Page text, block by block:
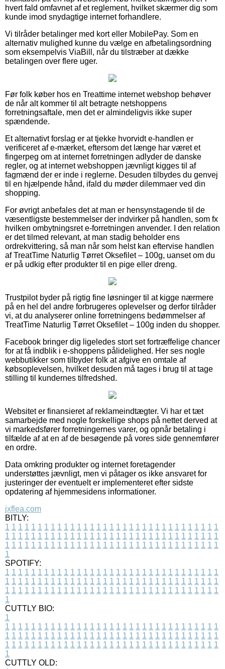
hvert fald omfavnet af et reglement, hvilket skærmer dig som
kunde imod snydagtige internet forhandlere.
Vi tilråder betalinger med kort eller MobilePay. Som en
alternativ mulighed kunne du vælge en afbetalingsordning
som eksempelvis ViaBill, når du tilstræber at dække
betalingen over flere uger.
Før folk køber hos en Treattime internet webshop behøver
de når alt kommer til alt betragte netshoppens
forretningsaftale, men det er almindeligvis ikke super
spændende.
Et alternativt forslag er at tjekke hvorvidt e-handlen er
verificeret af e-mærket, eftersom det længe har været et
fingerpeg om at internet forretningen adlyder de danske
regler, og at internet webshoppen jævnligt kigges til af
fagmænd der er inde i reglerne. Desuden tilbydes du genvej
til en hjælpende hånd, ifald du møder dilemmaer ved din
shopping.
For øvrigt anbefales det at man er hensynstagende til de
væsentligste bestemmelser der indvirker på handlen, som fx
hvilken ombytningsret e-forretningen anvender. I den relation
er det tilmed relevant, at man stadig beholder ens
ordrekvittering, så man når som helst kan eftervise handlen
af TreatTime Naturlig Tørret Oksefilet – 100g, uanset om du
er på udkig efter produkter til en pige eller dreng.
Trustpilot byder på rigtig fine løsninger til at kigge nærmere
på en hel del andre forbrugeres oplevelser og derfor tilråder
vi, at du analyserer online forretningens bedømmelser af
TreatTime Naturlig Tørret Oksefilet – 100g inden du shopper.
Facebook bringer dig ligeledes stort set fortræffelige chancer
for at få indblik i e-shoppens pålidelighed. Her ses nogle
webbutikker som tilbyder folk at afgive en omtale af
købsoplevelsen, hvilket desuden må tages i brug til at tage
stilling til kundernes tilfredshed.
Websitet er finansieret af reklameindtægter. Vi har et tæt
samarbejde med nogle forskellige shops på nettet derved at
vi markedsfører forretningernes varer, og opnår betaling i
tilfælde af at en af de besøgende på vores side gennemfører
en ordre.
Data omkring produkter og internet foretagender
understøttes jævnligt, men vi påtager os ikke ansvaret for
justeringer der eventuelt er implementeret efter sidste
opdatering af hjemmesidens informationer.
jxflea.com
BITLY:
1 1 1 1 1 1 1 1 1 1 1 1 1 1 1 1 1 1 1 1 1 1 1 1 1 1 1 1 1 1 1 1 1
1 1 1 1 1 1 1 1 1 1 1 1 1 1 1 1 1 1 1 1 1 1 1 1 1 1 1 1 1 1 1 1 1
1 1 1 1 1 1 1 1 1 1 1 1 1 1 1 1 1 1 1 1 1 1 1 1 1 1 1 1 1 1 1 1 1
1
SPOTIFY:
1 1 1 1 1 1 1 1 1 1 1 1 1 1 1 1 1 1 1 1 1 1 1 1 1 1 1 1 1 1 1 1 1
1 1 1 1 1 1 1 1 1 1 1 1 1 1 1 1 1 1 1 1 1 1 1 1 1 1 1 1 1 1 1 1 1
1 1 1 1 1 1 1 1 1 1 1 1 1 1 1 1 1 1 1 1 1 1 1 1 1 1 1 1 1 1 1 1 1
1
CUTTLY BIO:
1
1 1 1 1 1 1 1 1 1 1 1 1 1 1 1 1 1 1 1 1 1 1 1 1 1 1 1 1 1 1 1 1 1
1 1 1 1 1 1 1 1 1 1 1 1 1 1 1 1 1 1 1 1 1 1 1 1 1 1 1 1 1 1 1 1 1
1 1 1 1 1 1 1 1 1 1 1 1 1 1 1 1 1 1 1 1 1 1 1 1 1 1 1 1 1 1 1 1 1
1
CUTTLY OLD: